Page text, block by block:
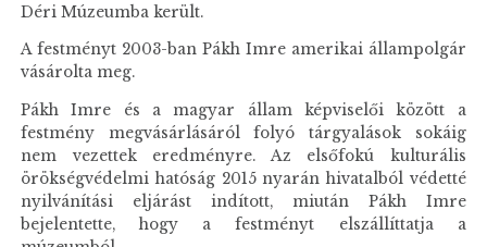
Déri Múzeumba került.
A festményt 2003-ban Pákh Imre amerikai állampolgár
vásárolta meg.
Pákh Imre és a magyar állam képviselői között a
festmény megvásárlásáról folyó tárgyalások sokáig
nem vezettek eredményre. Az elsőfokú kulturális
örökségvédelmi hatóság 2015 nyarán hivatalból védetté
nyilvánítási eljárást indított, miután Pákh Imre
bejelentette, hogy a festményt elszállíttatja a